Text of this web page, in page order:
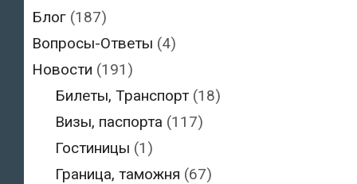
Блог (187)
Вопросы-Ответы (4)
Новости (191)
Билеты, Транспорт(18)
Визы, паспорта (117)
Гостиницы (1)
Граница, таможня (67)